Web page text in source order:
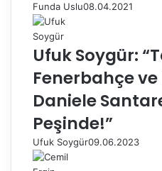
Funda Uslu08.04.2021
Ufuk Soygür:
Fenerbahçe ve
Daniele
Peşinde!”
Ufuk Soygür09.06.2023